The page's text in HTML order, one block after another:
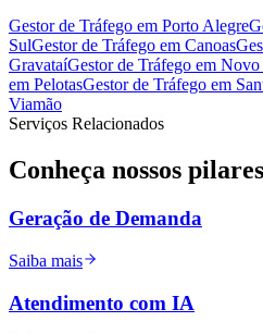
Gestor de Tráfego em Porto Alegre
SulGestor de Tráfego em Canoas
GravataíGestor de Tráfego em Novo
em PelotasGestor de Tráfego em
Viamão
Serviços Relacionados
Conheça nossos pilares
Geração de Demanda
Saiba mais
Atendimento com IA